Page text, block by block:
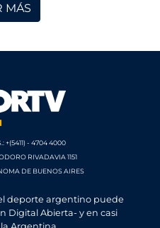
MÁS
+(5411) - 4704 4000
RIVADAVIA 1151
DE BUENOS AIRES
deporte argentino puede
Digital Abierta- y en casi